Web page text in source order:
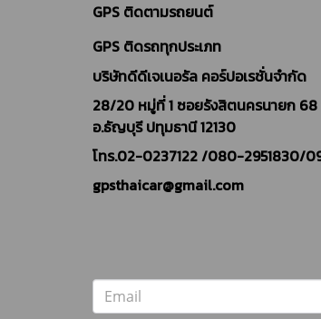
GPS ติดตามรถยนต์
GPS ติดรถทุกประเภท
บริษัทดีดีเจเนอรัล คอร์ปอเรชั่นจำกัด
28/20 หมู่ที่ 1 ซอยรังสิตนครนายก 68
อ.ธัญบุรี ปทุมธานี 12130
โทร.02-0237122 /080-2951830/
gpsthaicar@gmail.com